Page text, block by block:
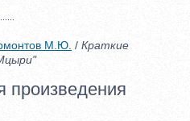
М.Ю. / Краткие
произведения